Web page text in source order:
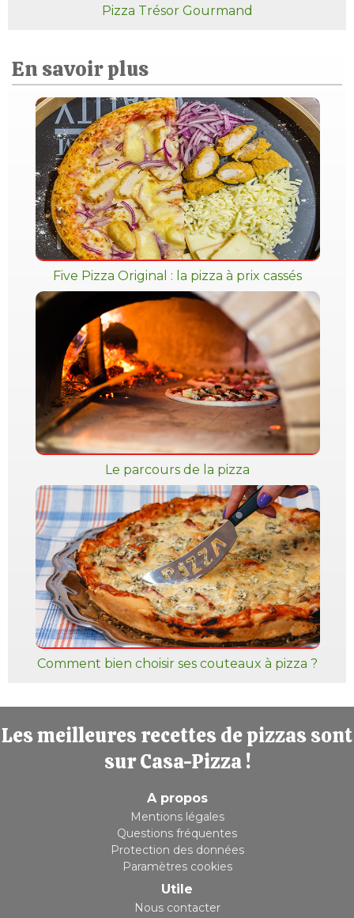
Pizza Trésor Gourmand
En savoir plus
Five Pizza Original : la pizza à prix cassés
Le parcours de la pizza
Comment bien choisir ses couteaux à pizza ?
Les meilleures recettes de pizzas sont
sur Casa-Pizza !
A propos
Mentions légales
Questions fréquentes
Protection des données
Paramètres cookies
Utile
Nous contacter